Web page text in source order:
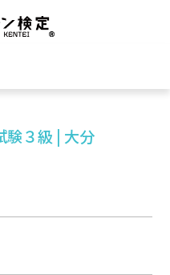
験３級 | 大分